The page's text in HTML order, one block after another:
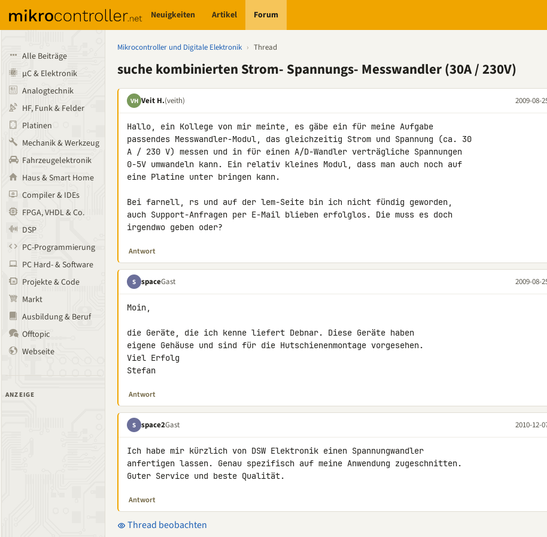
Neuigkeiten Artikel Forum
Alle Beiträge
µC & Elektronik
Analogtechnik
HF, Funk & Felder
Platinen
Mechanik & Werkzeug
Fahrzeugelektronik
Haus & Smart Home
Compiler & IDEs
FPGA, VHDL & Co.
DSP
PC-Programmierung
PC Hard- & Software
Projekte & Code
Markt
Ausbildung & Beruf
Offtopic
Webseite
ANZEIGE
Mikrocontroller und Digitale Elektronik › Thread
suche kombinierten Strom- Spannungs- Messwandler (30A / 230V)
VH Veit H.(veith) 2009-08-
Hallo, ein Kollege von mir meinte, es gäbe ein für meine Aufgabe
passendes Messwandler-Modul, das gleichzeitig Strom und Spannung (ca. 30
A / 230 V) messen und in für einen A/D-Wandler verträgliche Spannungen
0-5V umwandeln kann. Ein relativ kleines Modul, dass man auch noch auf
eine Platine unter bringen kann.
Bei farnell, rs und auf der lem-Seite bin ich nicht fündig geworden,
auch Support-Anfragen per E-Mail blieben erfolglos. Die muss es doch
irgendwo geben oder?
Antwort
S spaceGast 2009-08-
Moin,
die Geräte, die ich kenne liefert Debnar. Diese Geräte haben
eigene Gehäuse und sind für die Hutschienenmontage vorgesehen.
Viel Erfolg
Stefan
Antwort
S space2Gast 2010-12-
Ich habe mir kürzlich von DSW Elektronik einen Spannungwandler
anfertigen lassen. Genau spezifisch auf meine Anwendung zugeschnitten.
Guter Service und beste Qualität.
Antwort
Thread beobachten